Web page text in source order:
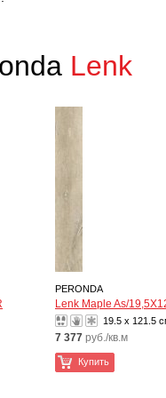
Lenk
PERONDA
Lenk Maple As/
19.5 x 121.5
7 377 руб./кв.м
Купить